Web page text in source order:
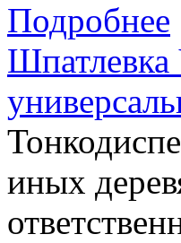
Подробнее
иных